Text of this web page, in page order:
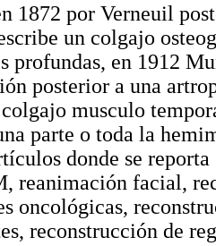
1872 por Verneuil
un colgajo
profundas, en 1912
posterior a una
musculo
parte o toda la
donde se
reanimación facial,
oncológicas,
reconstrucción de